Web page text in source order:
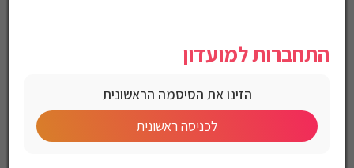
התחברות למועדון
הזינו את הסיסמה הראשונית
לכניסה ראשונית
מק"ט:61000376
Herschel Unisex’s Backpack